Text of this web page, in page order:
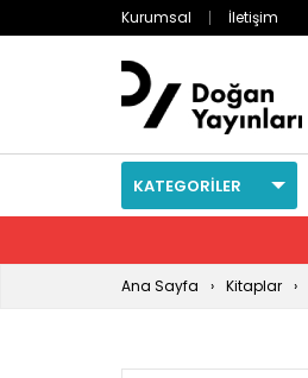
Kurumsal İletişim
KATEGORİLER
Ana Sayfa Kitaplar